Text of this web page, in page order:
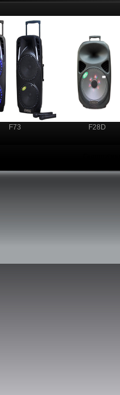
F73 F28D